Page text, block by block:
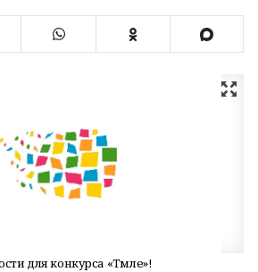
для конкурса «Тәмле»!